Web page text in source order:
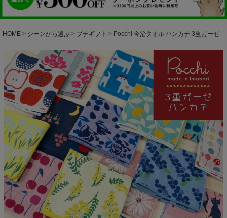
HOME シーンから選ぶ プチギフト Pocchi 今治タオル ハンカチ 3重ガーゼ
検索